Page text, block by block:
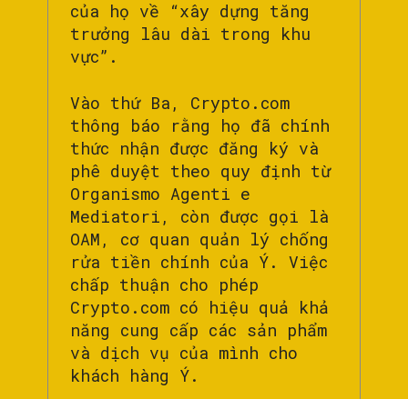
của họ về “xây dựng tăng
trưởng lâu dài trong khu
vực”.
Vào thứ Ba, Crypto.com
thông báo rằng họ đã chính
thức nhận được đăng ký và
phê duyệt theo quy định từ
Organismo Agenti e
Mediatori, còn được gọi là
OAM, cơ quan quản lý chống
rửa tiền chính của Ý. Việc
chấp thuận cho phép
Crypto.com có hiệu quả khả
năng cung cấp các sản phẩm
và dịch vụ của mình cho
khách hàng Ý.